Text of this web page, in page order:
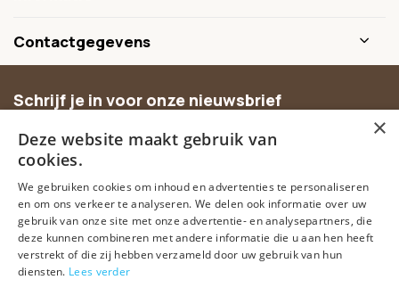
Contactgegevens
Schrijf je in voor onze nieuwsbrief
aanbiedingen.
Abonneer
×
Deze website maakt gebruik van
cookies.
We gebruiken cookies om inhoud en advertenties te personaliseren
en om ons verkeer te analyseren. We delen ook informatie over uw
gebruik van onze site met onze advertentie- en analysepartners, die
deze kunnen combineren met andere informatie die u aan hen heeft
verstrekt of die zij hebben verzameld door uw gebruik van hun
diensten. Lees verder